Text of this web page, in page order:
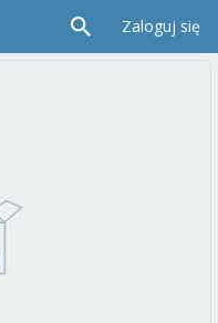
Zaloguj się